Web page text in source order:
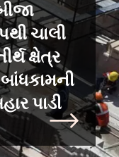
ચાલી
ક્ષેત્ર
પાડી